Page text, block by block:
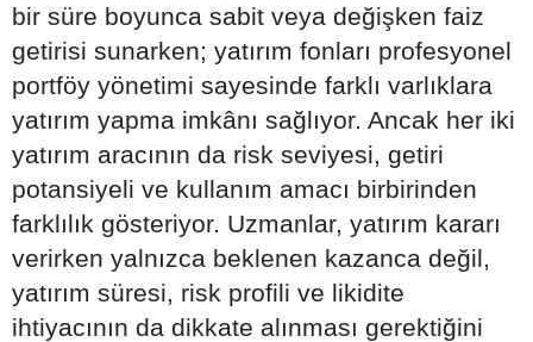
bir süre boyunca sabit veya değişken faiz
getirisi sunarken; yatırım fonları profesyonel
portföy yönetimi sayesinde farklı varlıklara
yatırım yapma imkânı sağlıyor. Ancak her iki
yatırım aracının da risk seviyesi, getiri
potansiyeli ve kullanım amacı birbirinden
farklılık gösteriyor. Uzmanlar, yatırım kararı
verirken yalnızca beklenen kazanca değil,
yatırım süresi, risk profili ve likidite
ihtiyacının da dikkate alınması gerektiğini